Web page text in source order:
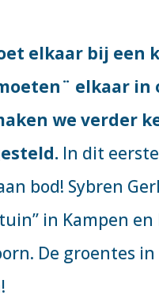
elkaar bij een
elkaar in
we verder
In dit
bod! Sybren
in Kampen
De groentes